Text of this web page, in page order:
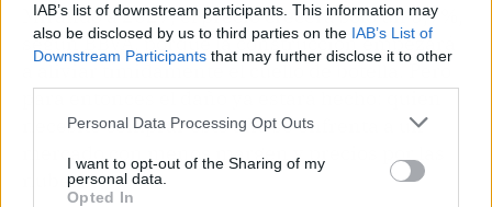
IAB’s list of downstream participants. This information may
also be disclosed by us to third parties on the IAB’s List of
Downstream Participants that may further disclose it to other
Personal Data Processing Opt Outs
I want to opt-out of the Sharing of my
personal data.
Opted In
Mirando a 2027, el precio crecerá solo un 5,7%,
según BBVA, porque la construcción empezará
a aliviar tímidamente el cuello de botella. Pero
necesite comprar este año se enfrenta a un
mercado con menos margen y precios por las
nubes.